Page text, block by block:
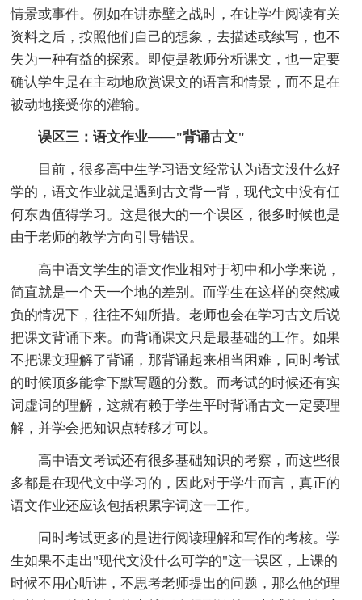
情景或事件。例如在讲赤壁之战时，在让学生阅读有关
资料之后，按照他们自己的想象，去描述或续写，也不
失为一种有益的探索。即使是教师分析课文，也一定要
确认学生是在主动地欣赏课文的语言和情景，而不是在
被动地接受你的灌输。
误区三：语文作业——"背诵古文"
目前，很多高中生学习语文经常认为语文没什么好
学的，语文作业就是遇到古文背一背，现代文中没有任
何东西值得学习。这是很大的一个误区，很多时候也是
由于老师的教学方向引导错误。
高中语文学生的语文作业相对于初中和小学来说，
简直就是一个天一个地的差别。而学生在这样的突然减
负的情况下，往往不知所措。老师也会在学习古文后说
把课文背诵下来。而背诵课文只是最基础的工作。如果
不把课文理解了背诵，那背诵起来相当困难，同时考试
的时候顶多能拿下默写题的分数。而考试的时候还有实
词虚词的理解，这就有赖于学生平时背诵古文一定要理
解，并学会把知识点转移才可以。
高中语文考试还有很多基础知识的考察，而这些很
多都是在现代文中学习的，因此对于学生而言，真正的
语文作业还应该包括积累字词这一工作。
同时考试更多的是进行阅读理解和写作的考核。学
生如果不走出"现代文没什么可学的"这一误区，上课的
时候不用心听讲，不思考老师提出的问题，那么他的理